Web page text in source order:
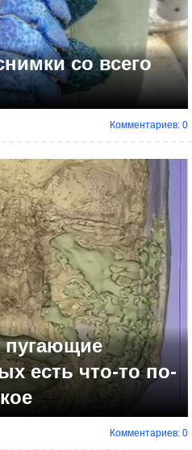
со всего
Комментариев: 0
есть что-то по-
Комментариев: 0